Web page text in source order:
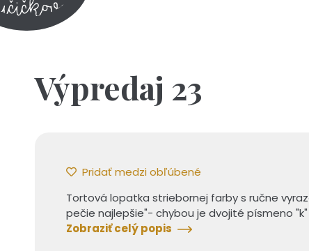
Výpredaj 23
Pridať medzi obľúbené
Tortová lopatka striebornej farby s ručne
pečie najlepšie"- chybou je dvojité písmeno
Zobraziť celý popis